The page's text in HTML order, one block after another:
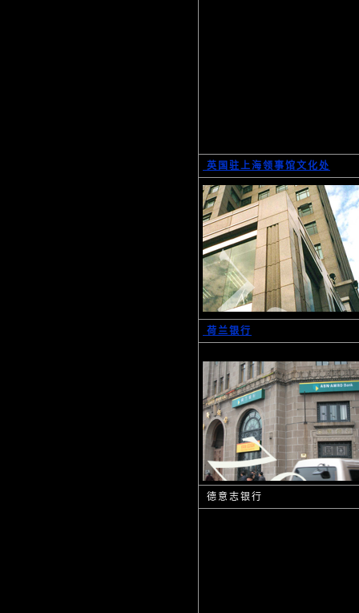
英国驻上海领事馆文化处
荷兰银行
德意志银行